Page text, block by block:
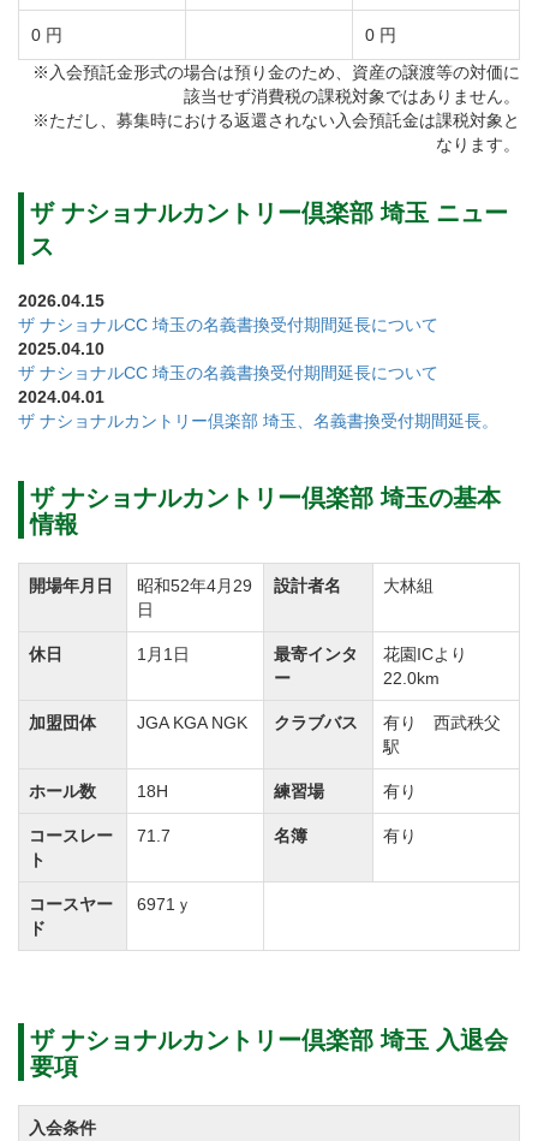
ます。
全長6971ヤードの18ホールは、多くのゴルフ場を手掛
けている大林組によって設計、施工が行われました。
各ホールに設置されたティグラウンドは使うティによ
がこないコースです。
グリーンは高麗とベントの2グリーン制で、メイングリ
ーンはベントグリーンです。
ザ ナショナルカントリー倶楽部 埼玉はコースメンテナ
ンスが行き届いているとメンバー様に定評をいただい
ております。
池越えのホールが目立つ9ホールです。
比較的なだらかなホールが多い中、打ち下ろしのホー
ルもあり、テクニックを要求されます。
INコースはバンカーが多く、OUTコースと比べると距
離のある9ホールです。
2オンのチャンスも期待できるが大きなバンカーとOB
が待ち受けているコースレイアウトで、油断は禁物で
ザ ナショナルカントリー倶楽部 埼玉では「スタンレー
レディス」や「エス・シー・レディス」などの女子プ
ロトーナメントの開催実績があります。
随所に歴史を感じるコースでレディスのお客様を中心
に好評なコースになっております。
は乗用カート使用のセルフプレーとなります。
2人乗りの乗用カートで平日の2サムプレーでのご利用
もいただけます。
0 円
0 円
※入会預託金形式の場合は預り金のため、資産の譲渡等の対価に
該当せず消費税の課税対象ではありません。
※ただし、募集時における返還されない入会預託金は課税対象と
なります。
ザ ナショナルカントリー倶楽部 埼玉 ニュー
ス
2026.04.15
ザ ナショナルCC 埼玉の名義書換受付期間延長について
2025.04.10
ザ ナショナルCC 埼玉の名義書換受付期間延長について
2024.04.01
ザ ナショナルカントリー倶楽部 埼玉、名義書換受付期間延長。
ザ ナショナルカントリー倶楽部 埼玉の基本
情報
開場年月日
昭和52年4月29
日
設計者名 大林組
休日 1月1日
最寄インタ
ー
花園ICより
22.0km
加盟団体 JGA KGA NGK クラブバス
有り 西武秩父
駅
ホール数 18H 練習場 有り
コースレー
ト
71.7 名簿 有り
コースヤー
ド
6971ｙ
ザ ナショナルカントリー倶楽部 埼玉 入退会
要項
入会条件